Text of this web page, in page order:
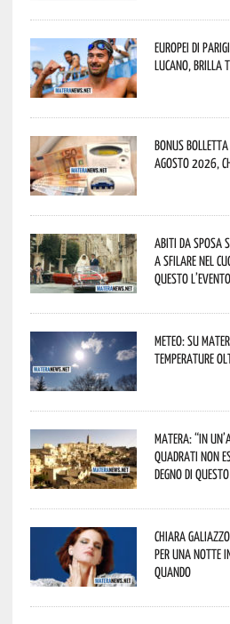
Europei di
lucano, brilla
Bonus bolletta
agosto 2026,
Abiti da sposa
a sfilare nel
Questo l’evento
Meteo: su
temperature
Matera: “In
quadrati non
degno di
Chiara
per una notte
quando